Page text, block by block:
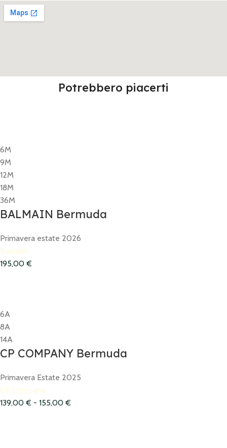
Potrebbero piacerti
6M
9M
12M
18M
36M
BALMAIN Bermuda
Primavera estate 2026
Balmain
195,00 €
6A
8A
14A
CP COMPANY Bermuda
Primavera Estate 2025
CP Company
139,00 € - 155,00 €